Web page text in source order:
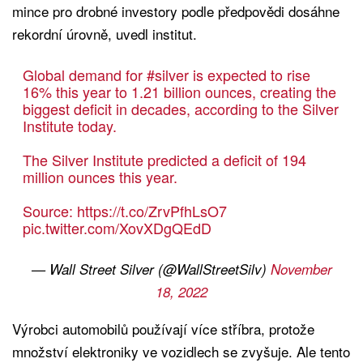
mince pro drobné investory podle předpovědi dosáhne
rekordní úrovně, uvedl institut.
Global demand for#silveris expected to rise
16% this year to 1.21 billion ounces, creating the
biggest deficit in decades, according to the Silver
Institute today.
The Silver Institute predicted a deficit of 194
million ounces this year.
Source: https://t.co/ZrvPfhLsO7
pic.twitter.com/XovXDgQEdD
— Wall Street Silver (@WallStreetSilv) November
18, 2022
Výrobci automobilů používají více stříbra, protože
množství elektroniky ve vozidlech se zvyšuje. Ale tento